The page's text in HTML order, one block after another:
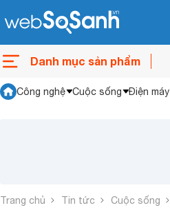
Danh mục sản phẩm
Công nghệ Cuộc sống Điện máy
Trang chủ Tin tức Cuộc sống